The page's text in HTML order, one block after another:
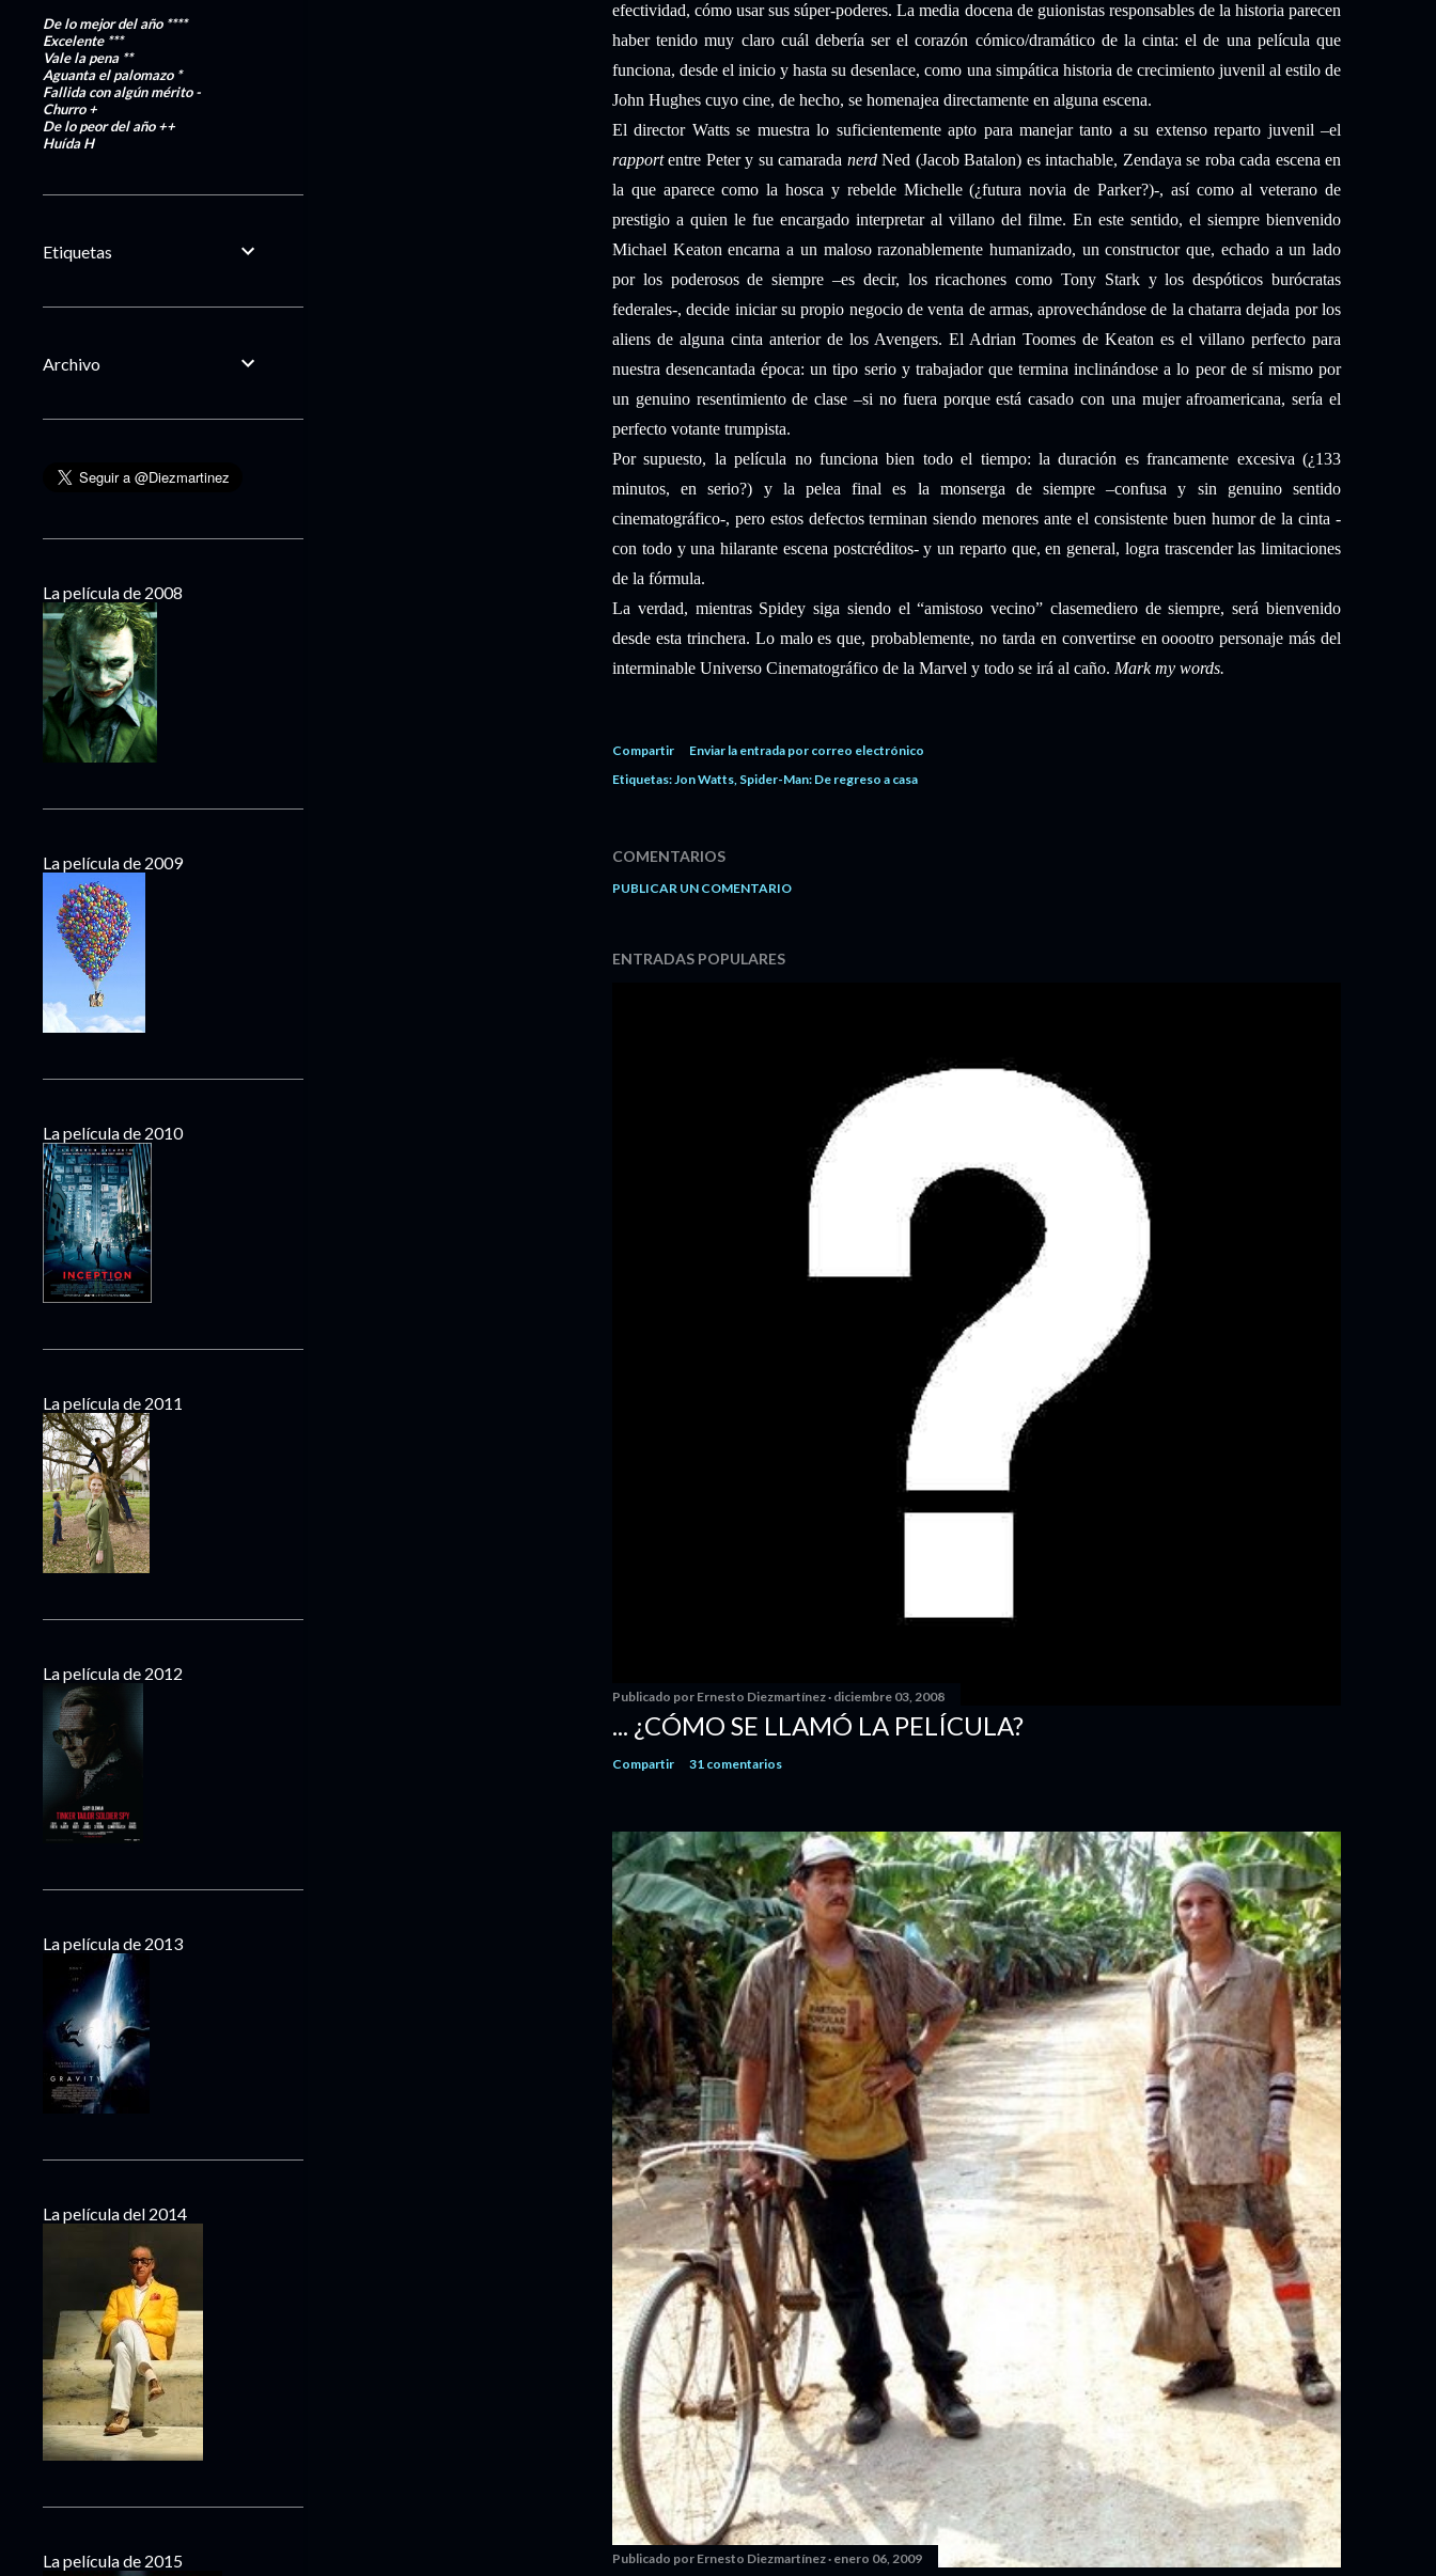
efectividad, cómo usar sus súper-poderes. La media docena de guionistas responsables de la historia parecen
haber tenido muy claro cuál debería ser el corazón cómico/dramático de la cinta: el de una película que
funciona, desde el inicio y hasta su desenlace, como una simpática historia de crecimiento juvenil al estilo de
John Hughes cuyo cine, de hecho, se homenajea directamente en alguna escena.
El director Watts se muestra lo suficientemente apto para manejar tanto a su extenso reparto juvenil –el
rapportentre Peter y su camarada nerdNed (Jacob Batalon) es intachable, Zendaya se roba cada escena en
la que aparece como la hosca y rebelde Michelle (¿futura novia de Parker?)-, así como al veterano de
prestigio a quien le fue encargado interpretar al villano del filme. En este sentido, el siempre bienvenido
Michael Keaton encarna a un maloso razonablemente humanizado, un constructor que, echado a un lado
por los poderosos de siempre –es decir, los ricachones como Tony Stark y los despóticos burócratas
federales-, decide iniciar su propio negocio de venta de armas, aprovechándose de la chatarra dejada por los
aliens de alguna cinta anterior de los Avengers. El Adrian Toomes de Keaton es el villano perfecto para
nuestra desencantada época: un tipo serio y trabajador que termina inclinándose a lo peor de sí mismo por
un genuino resentimiento de clase –si no fuera porque está casado con una mujer afroamericana, sería el
perfecto votante trumpista.
Por supuesto, la película no funciona bien todo el tiempo: la duración es francamente excesiva (¿133
minutos, en serio?) y la pelea final es la monserga de siempre –confusa y sin genuino sentido
cinematográfico-, pero estos defectos terminan siendo menores ante el consistente buen humor de la cinta -
con todo y una hilarante escena postcréditos- y un reparto que, en general, logra trascender las limitaciones
de la fórmula.
La verdad, mientras Spidey siga siendo el “amistoso vecino” clasemediero de siempre, será bienvenido
desde esta trinchera. Lo malo es que, probablemente, no tarda en convertirse en ooootro personaje más del
interminable Universo Cinematográfico de la Marvel y todo se irá al caño. Mark my words.
Compartir
Enviar la entrada por correo electrónico
Etiquetas:Jon Watts Spider-Man: De regreso a casa
COMENTARIOS
PUBLICAR UN COMENTARIO
ENTRADAS POPULARES
Publicado por Ernesto Diezmartínez diciembre 03, 2008
... ¿CÓMO SE LLAMÓ LA PELÍCULA?
Compartir 31 comentarios
Publicado por Ernesto Diezmartínez enero 06, 2009
De lo mejor del año ****
Excelente***
Vale la pena **
Aguanta el palomazo *
Fallida con algún mérito-
Churro+
De lo peor del año++
HuídaH
Etiquetas
Archivo
La película de 2008
La película de 2009
La película de 2010
La película de 2011
La película de 2012
La película de 2013
La película del 2014
La película de 2015